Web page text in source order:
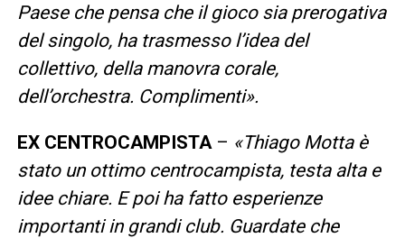
Paese che pensa che il gioco sia prerogativa
del singolo, ha trasmesso l’idea del
collettivo, della manovra corale,
dell’orchestra. Complimenti».
EX CENTROCAMPISTA– «Thiago Motta è
stato un ottimo centrocampista, testa alta e
idee chiare. E poi ha fatto esperienze
importanti in grandi club. Guardate che